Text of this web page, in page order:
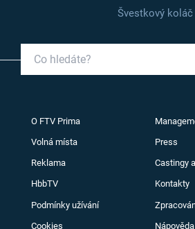
Švestkový koláč
O FTV Prima
Volná místa Press
Reklama Castingy
HbbTV Kontakty
Podmínky užívání
Cookies Nápověda